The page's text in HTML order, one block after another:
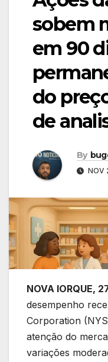
sobem
em 90
do
de
By
NOV
NOVA IORQUE,
desempenho
Corporation
atenção do
variações